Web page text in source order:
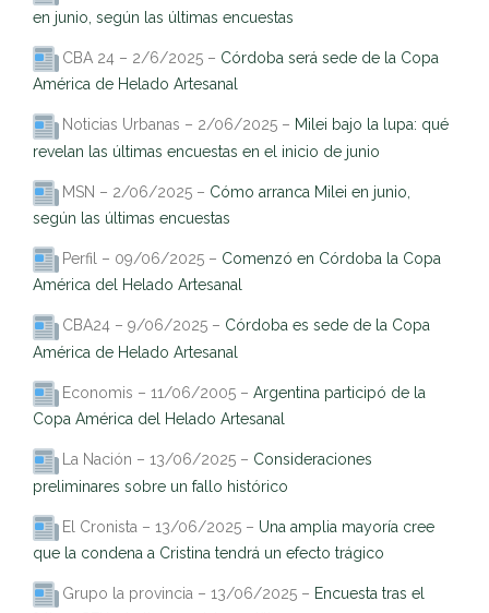
en junio, según las últimas encuestas
CBA 24 – 2/6/2025 – Córdoba será sede de la Copa
América de Helado Artesanal
Noticias Urbanas – 2/06/2025 – Milei bajo la lupa: qué
revelan las últimas encuestas en el inicio de junio
MSN – 2/06/2025 – Cómo arranca Milei en junio,
según las últimas encuestas
Perfil – 09/06/2025 – Comenzó en Córdoba la Copa
América del Helado Artesanal
CBA24 – 9/06/2025 – Córdoba es sede de la Copa
América de Helado Artesanal
Economis – 11/06/2005 – Argentina participó de la
Copa América del Helado Artesanal
La Nación – 13/06/2025 – Consideraciones
preliminares sobre un fallo histórico
El Cronista – 13/06/2025 – Una amplia mayoría cree
que la condena a Cristina tendrá un efecto trágico
Grupo la provincia – 13/06/2025 – Encuesta tras el